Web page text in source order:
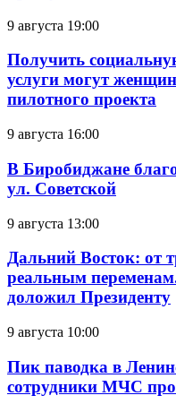
9 августа 19:00
Получить
услуги могут
пилотного проекта
9 августа 16:00
В Биробиджане
ул. Советской
9 августа 13:00
Дальний Восток: от
реальным
доложил Президенту
9 августа 10:00
Пик паводка в
сотрудники МЧС